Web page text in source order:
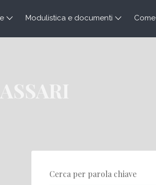
Modulistica e documenti
Cerca per parola chiave